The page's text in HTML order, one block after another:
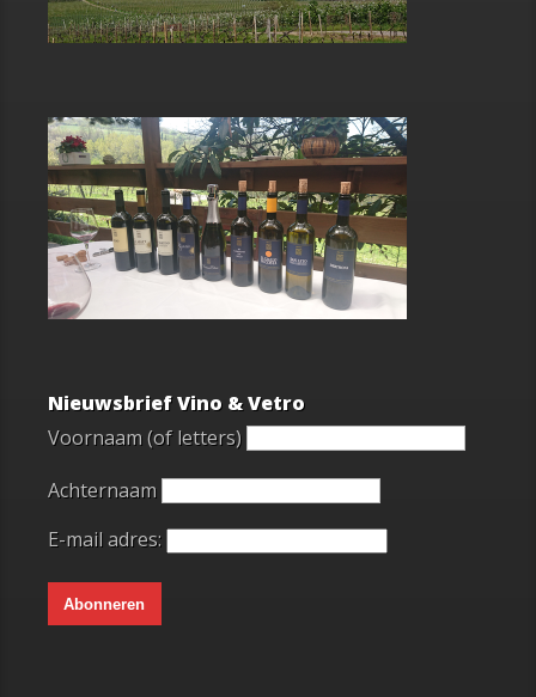
Nieuwsbrief Vino & Vetro
Voornaam (of letters)
Achternaam
E-mail adres: